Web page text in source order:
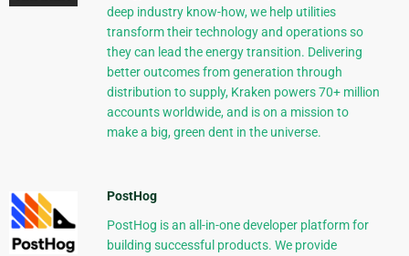
deep industry know-how, we help utilities
transform their technology and operations so
they can lead the energy transition. Delivering
better outcomes from generation through
distribution to supply, Kraken powers 70+ million
accounts worldwide, and is on a mission to
make a big, green dent in the universe.
PostHog
PostHog is an all-in-one developer platform for
building successful products. We provide